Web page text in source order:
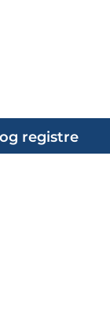
registre